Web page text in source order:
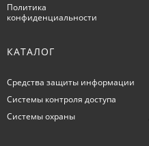
Политика
конфиденциальности
КАТАЛОГ
Средства защиты информации
Системы контроля доступа
Системы охраны